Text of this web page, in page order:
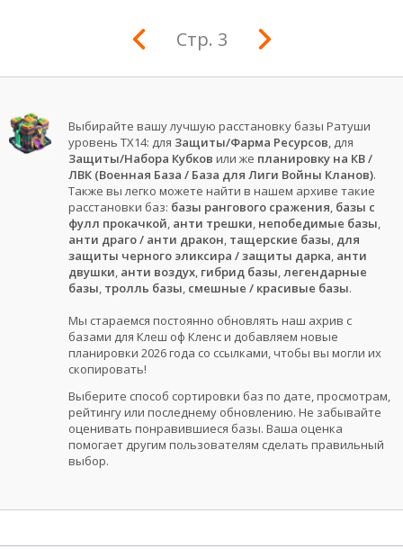
Стр. 3
Выбирайте вашу лучшую расстановку базы Ратуши
уровень ТХ14: для Защиты/Фарма Ресурсов, для
Защиты/Набора Кубков или же планировку на КВ /
ЛВК (Военная База / База для Лиги Войны Кланов).
Также вы легко можете найти в нашем архиве такие
расстановки баз: базы рангового сражения, базы с
фулл прокачкой, анти трешки, непобедимые базы,
анти драго / анти дракон, тащерские базы, для
защиты черного эликсира / защиты дарка, анти
двушки, анти воздух, гибрид базы,легендарные
базы, тролль базы, смешные / красивые базы.
Мы стараемся постоянно обновлять наш ахрив с
базами для Клеш оф Кленс и добавляем новые
планировки 2026 года со ссылками, чтобы вы могли их
скопировать!
Выберите способ сортировки баз по дате, просмотрам,
рейтингу или последнему обновлению. Не забывайте
оценивать понравившиеся базы. Ваша оценка
помогает другим пользователям сделать правильный
выбор.